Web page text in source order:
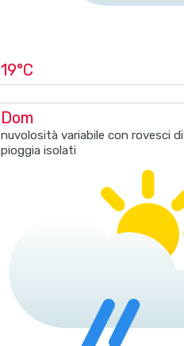
19°C
Dom
nuvolosità variabile con rovesci di
pioggia isolati